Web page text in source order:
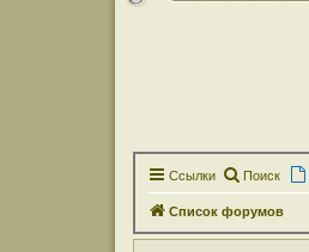
Ссылки Поиск
Список форумов